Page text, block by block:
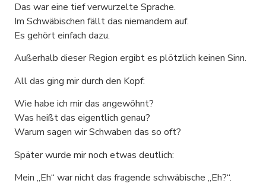
Das war eine tief verwurzelte Sprache.
Im Schwäbischen fällt das niemandem auf.
Es gehört einfach dazu.
Außerhalb dieser Region ergibt es plötzlich keinen Sinn.
All das ging mir durch den Kopf:
Wie habe ich mir das angewöhnt?
Was heißt das eigentlich genau?
Warum sagen wir Schwaben das so oft?
Später wurde mir noch etwas deutlich:
Mein „Eh“ war nicht das fragende schwäbische „Eh?“.